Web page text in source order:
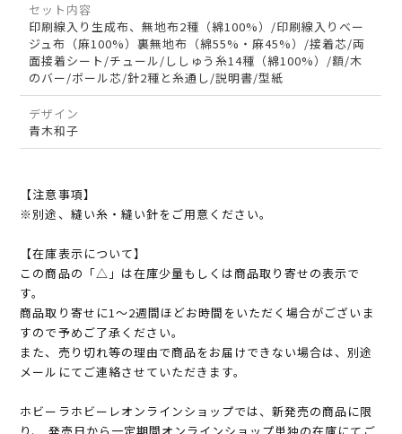
セット内容
印刷線入り生成布、無地布2種（綿100%）/印刷線入りベー
ジュ布（麻100%）裏無地布（綿55%・麻45%）/接着芯/両
面接着シート/チュール/ししゅう糸14種（綿100%）/額/木
のバー/ボール芯/針2種と糸通し/説明書/型紙
デザイン
青木和子
【注意事項】
※別途、縫い糸・縫い針をご用意ください。
【在庫表示について】
この商品の「△」は在庫少量もしくは商品取り寄せの表示で
す。
商品取り寄せに1～2週間ほどお時間をいただく場合がございま
すので予めご了承ください。
また、売り切れ等の理由で商品をお届けできない場合は、別途
メールにてご連絡させていただきます。
ホビーラホビーレオンラインショップでは、新発売の商品に限